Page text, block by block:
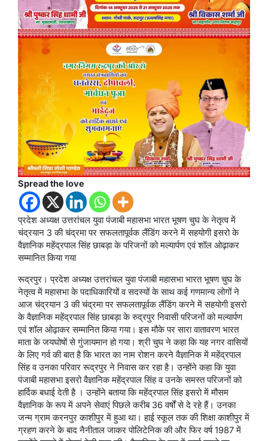
Spread the love
प्रदेश अध्यक्ष उत्तरांचल युवा पंजाबी महासभा भारत भूषण चुघ के नेतृत्व में
चंद्रयान 3 की चंद्रमा पर सफलतापूर्वक लैंडिंग करने में सहयोगी इसरो के
वैज्ञानिक महेंद्रपाल सिंह छाबड़ा के परिजनों को मल्यार्पण एवं शॉल ओढ़ाकर
सम्मानित किया गया
रूद्रपुर। प्रदेश अध्यक्ष उत्तरांचल युवा पंजाबी महासभा भारत भूषण चुघ के
नेतृत्व में महासभा के पदाधिकारियों व सदस्यों के साथ कई गणमान्य लोगों ने
आज चंद्रयान 3 की चंद्रमा पर सफलतापूर्वक लैंडिंग करने में सहयोगी इसरो
के वैज्ञानिक महेंद्रपाल सिंह छाबड़ा के रुद्रपुर निवासी परिजनों को मल्यार्पण
एवं शॉल ओढ़ाकर सम्मानित किया गया। इस मौके पर सारा वातावरण भारत
माता के जयघोषों से गुंजायमान हो गया। श्री चुघ ने कहा कि यह नगर वासियों
के लिए गर्व की बात है कि भारत का नाम रोशन करने वैज्ञानिक में महेंद्रपाल
सिंह व उनका परिवार रूद्रपुर ने निवास कर रहा है। उन्होंने कहा कि युवा
पंजाबी महासभा इसरो वैज्ञानिक महेंद्रपाल सिंह व उनके समस्त परिजनों को
हार्दिक बधाई देती है । उन्होंने बताया कि महेंद्रपाल सिंह इसरो में मौसम
वैज्ञानिक के रूप में अपने सेवाएं पिछले करीब 36 वर्षों से दे रहे हैं। उनका
जन्म ग्राम करनपुर काशीपुर में हुआ था। हाई स्कूल तक की शिक्षा काशीपुर में
ग्रहण करने के बाद नैनीताल जाकर पोलिटेनिक की और फिर वर्ष 1987 में